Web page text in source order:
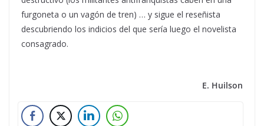
furgoneta o un vagón de tren) … y sigue el reseñista
descubriendo los indicios del que sería luego el novelista
consagrado.
E. Huilson